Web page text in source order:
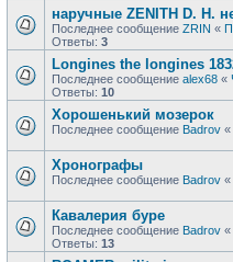
наручные ZENITH D. H.
Последнее сообщение ZRIN «
Ответы: 3
Longines the longines
Последнее сообщение alex68 «
Ответы: 10
Хорошенький мозерок
Последнее сообщение Badrov «
Хронографы
Последнее сообщение Badrov «
Кавалерия буре
Последнее сообщение Badrov «
Ответы: 13